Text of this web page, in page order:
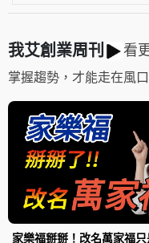
我艾創業周刊 看
掌握趨勢，才能走在風
家樂福掰掰！改名萬家福